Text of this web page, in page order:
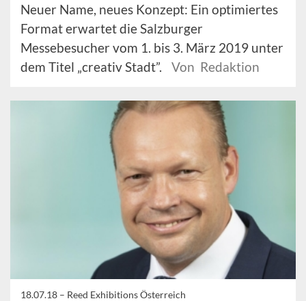
Neuer Name, neues Konzept: Ein optimiertes
Format erwartet die Salzburger
Messebesucher vom 1. bis 3. März 2019 unter
dem Titel „creativ Stadt”.
Von Redaktion
18.07.18 – Reed Exhibitions Österreich